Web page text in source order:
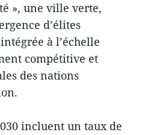
», une ville verte,
d’élites
à l’échelle
compétitive et
des nations
incluent un taux de